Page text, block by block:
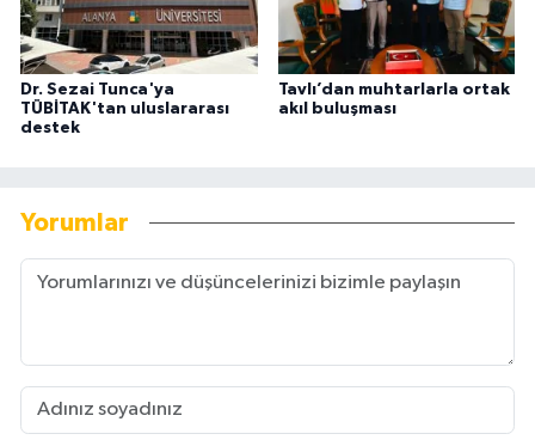
Dr. Sezai Tunca'ya
TÜBİTAK'tan uluslararası
destek
Tavlı’dan muhtarlarla ortak
akıl buluşması
Yorumlar